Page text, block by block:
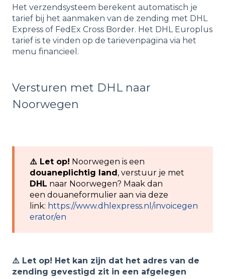
Het verzendsysteem berekent automatisch je
tarief bij het aanmaken van de zending met DHL
Express of FedEx Cross Border. Het DHL Europlus
tarief is te vinden op de tarievenpagina via het
menu financieel.
Versturen met DHL naar
Noorwegen
⚠️ Let op! Noorwegen is een
douaneplichtig land , verstuur je met
DHL naar Noorwegen? Maak dan
een douaneformulier aan via deze
link: https://www.dhlexpress.nl/invoicegen
erator/en
⚠️ Let op! Het kan zijn dat het adres van de
zending gevestigd zit in een afgelegen